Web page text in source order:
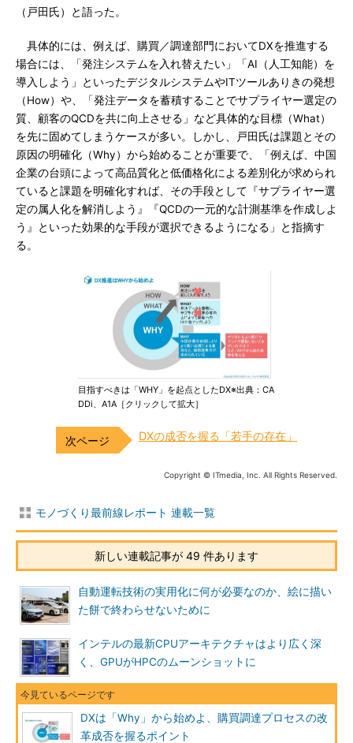
（戸田氏）と語った。
具体的には、例えば、購買／調達部門においてDXを推進する
場合には、「発注システムを入れ替えたい」「AI（人工知能）を
導入しよう」といったデジタルシステムやITツールありきの発想
（How）や、「発注データを蓄積することでサプライヤー選定の
質、顧客のQCDを共に向上させる」など具体的な目標（What）
を先に固めてしまうケースが多い。しかし、戸田氏は課題とその
原因の明確化（Why）から始めることが重要で、「例えば、中国
企業の台頭によって高品質化と低価格化による差別化が求められ
ていると課題を明確化すれば、その手段として『サプライヤー選
定の属人化を解消しよう』『QCDの一元的な計測基準を作成しよ
う』といった効果的な手段が選択できるようになる」と指摘す
る。
目指すべきは「WHY」を起点としたDX※出典：CA
DDi、A1A［クリックして拡大］
DXの成否を握る「若手の存在」
Copyright © ITmedia, Inc. All Rights Reserved.
モノづくり最前線レポート 連載一覧
新しい連載記事が 49 件あります
自動運転技術の実用化に何が必要なのか、絵に描い
た餅で終わらせないために
インテルの最新CPUアーキテクチャはより広く深
く、GPUがHPCのムーンショットに
DXは「Why」から始めよ、購買調達プロセスの改
革成否を握るポイント